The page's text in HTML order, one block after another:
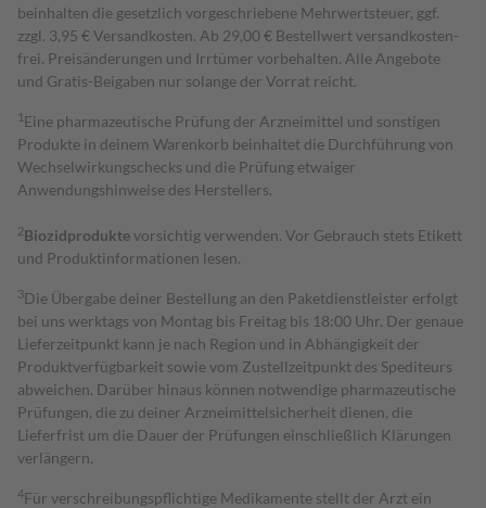
beinhalten die gesetzlich vorgeschriebene Mehrwertsteuer, ggf.
zzgl. 3,95 € Versandkosten. Ab 29,00 € Bestell­wert versand­kosten­
frei. Preisänderungen und Irrtümer vorbehalten. Alle Angebote
und Gratis-Beigaben nur solange der Vorrat reicht.
1 Eine pharmazeutische Prüfung der Arzneimittel und sonstigen
Produkte in deinem Warenkorb beinhaltet die Durchführung von
Wechselwirkungschecks und die Prüfung etwaiger
Anwendungshinweise des Herstellers.
2Biozidproduktevorsichtig verwenden. Vor Gebrauch stets Etikett
und Produktinformationen lesen.
3Die Übergabe deiner Bestellung an den Paketdienstleister erfolgt
bei uns werktags von Montag bis Freitag bis 18:00 Uhr. Der genaue
Lieferzeitpunkt kann je nach Region und in Abhängigkeit der
Produktverfügbarkeit sowie vom Zustellzeitpunkt des Spediteurs
abweichen. Darüber hinaus können notwendige pharmazeutische
Prüfungen, die zu deiner Arzneimittelsicherheit dienen, die
Lieferfrist um die Dauer der Prüfungen einschließlich Klärungen
verlängern.
4Für verschreibungspflichtige Medikamente stellt der Arzt ein